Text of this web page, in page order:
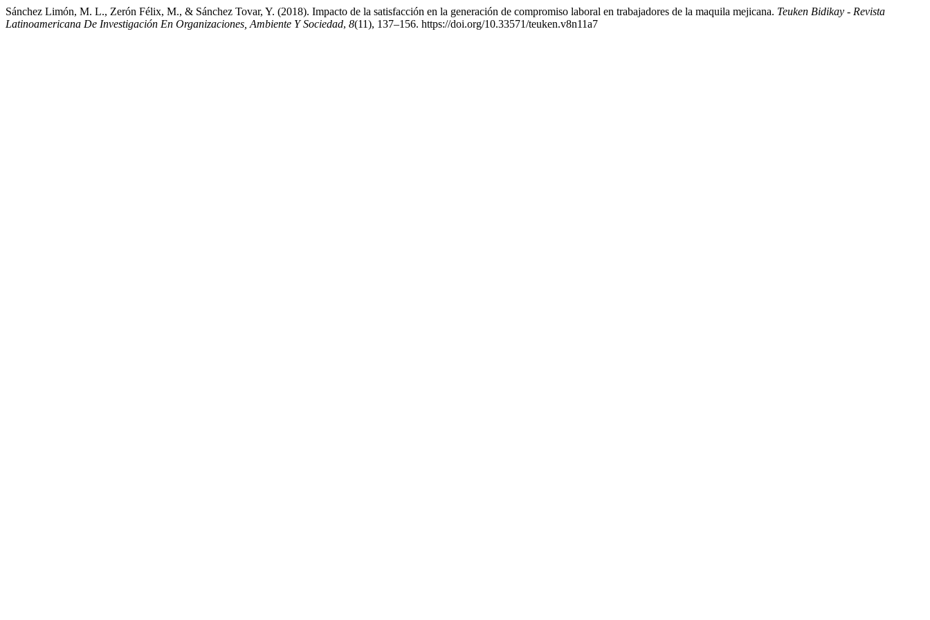
Sánchez Limón, M. L., Zerón Félix, M., & Sánchez Tovar, Y. (2018). Impacto de la satisfacción en la generación de compromiso laboral en trabajadores de la maquila mejicana. Teuken Bidikay - Revista
Latinoamericana De Investigación En Organizaciones, Ambiente Y Sociedad, 8(11), 137–156. https://doi.org/10.33571/teuken.v8n11a7